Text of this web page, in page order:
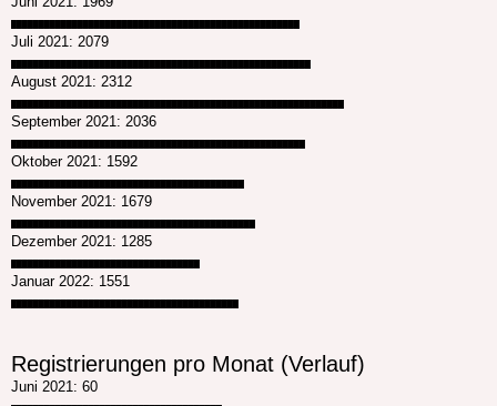
Juli 2021: 2079
August 2021: 2312
September 2021: 2036
Oktober 2021: 1592
November 2021: 1679
Dezember 2021: 1285
Januar 2022: 1551
Registrierungen pro Monat (Verlauf)
Juni 2021: 60